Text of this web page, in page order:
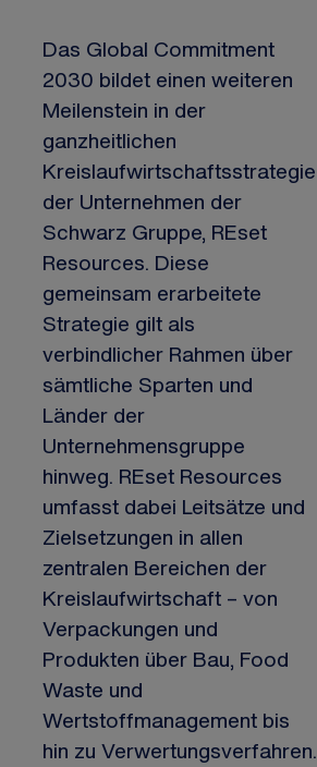
Das Global Commitment
2030 bildet einen weiteren
Meilenstein in der
ganzheitlichen
Kreislaufwirtschaftsstrategie
der Unternehmen der
Schwarz Gruppe, REset
Resources. Diese
gemeinsam erarbeitete
Strategie gilt als
verbindlicher Rahmen über
sämtliche Sparten und
Länder der
Unternehmensgruppe
hinweg. REset Resources
umfasst dabei Leitsätze und
Zielsetzungen in allen
zentralen Bereichen der
Kreislaufwirtschaft – von
Verpackungen und
Produkten über Bau, Food
Waste und
Wertstoffmanagement bis
hin zu Verwertungsverfahren.